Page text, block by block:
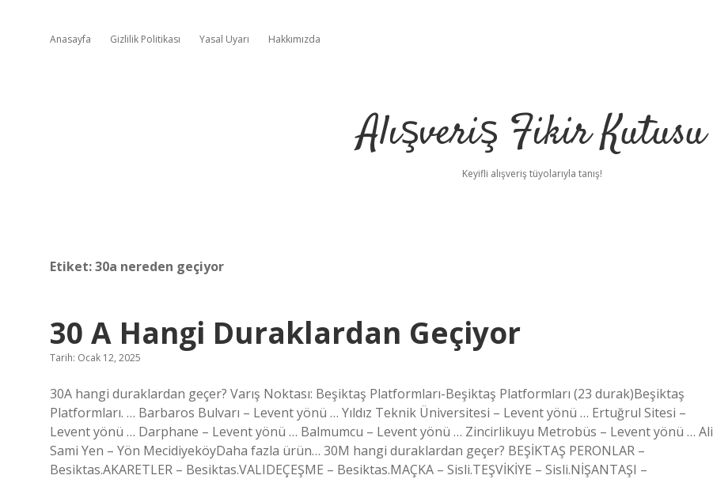
Anasayfa Gizlilik Politikası Yasal Uyarı Hakkımızda
Alışveriş Fikir Kutusu
Keyifli alışveriş tüyolarıyla tanış!
Etiket:30a nereden geçiyor
30 A Hangi Duraklardan Geçiyor
Tarih: Ocak 12, 2025
30A hangi duraklardan geçer? Varış Noktası: Beşiktaş Platformları-Beşiktaş Platformları (23 durak)Beşiktaş
Platformları. … Barbaros Bulvarı – Levent yönü … Yıldız Teknik Üniversitesi – Levent yönü … Ertuğrul Sitesi –
Levent yönü … Darphane – Levent yönü … Balmumcu – Levent yönü … Zincirlikuyu Metrobüs – Levent yönü … Ali
Sami Yen – Yön MecidiyeköyDaha fazla ürün… 30M hangi duraklardan geçer? BEŞİKTAŞ PERONLAR –
Besiktas.AKARETLER – Besiktas.VALIDEÇEŞME – Besiktas.MAÇKA – Sisli.TEŞVİKİYE – Sisli.NİŞANTAŞI –